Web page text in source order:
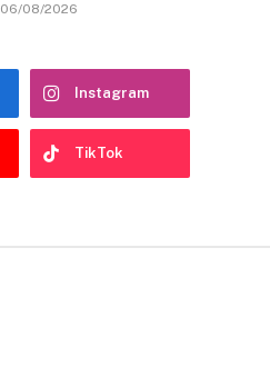
06/08/2026
Instagram
TikTok